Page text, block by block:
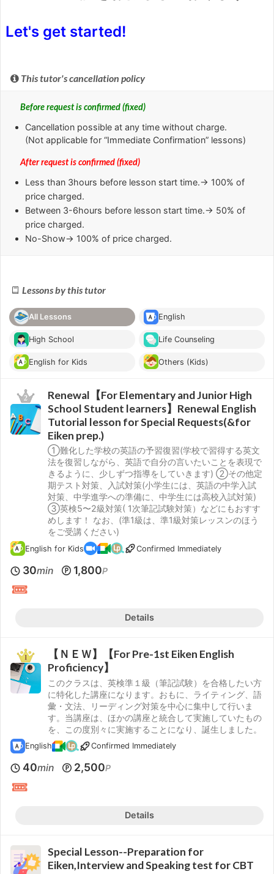
Let's get started!
This tutor's cancellation policy
Before request is confirmed (fixed)
Cancellation possible at any time without charge.
(Not applicable for “Immediate Confirmation” lessons)
After request is confirmed (fixed)
Less than 3hours before lesson start time.→ 100% of
price charged.
Between 3-6hours before lesson start time.→ 50% of
price charged.
No-Show→ 100% of price charged.
Lessons by this tutor
All Lessons English
High School Life Counseling
English for Kids Others (Kids)
Renewal【For Elementary and Junior High
School Student learners】Renewal English
Tutorial lesson for Special Requests(&for
Eiken prep.)
①難化した学校の英語の予習復習(学校で習得する英文
法を復習しながら、英語で自分の言いたいことを表現で
きるように、少しずつ指導をしていきます) ②その他定
期テスト対策、入試対策(小学生には、英語の中学入試
対策、中学進学への準備に、中学生には高校入試対策)
③英検5〜2級対策( 1次筆記試験対策）などにもおすす
めします！ なお、(準1級は、準1級対策レッスンのほう
をご受講ください)
English for Kids Confirmed Immediately
30min 1,800P
Details
【ＮＥＷ】【For Pre-1st Eiken English
Proficiency】
このクラスは、英検準１級（筆記試験）を合格したい方
に特化した講座になります。おもに、ライティング、語
彙・文法、リーディング対策を中心に集中して行いま
す。当講座は、ほかの講座と統合して実施していたもの
を、この度別々に実施することになり、誕生しました。
English Confirmed Immediately
40min 2,500P
Details
Special Lesson--Preparation for
Eiken,Interview and Speaking test for CBT